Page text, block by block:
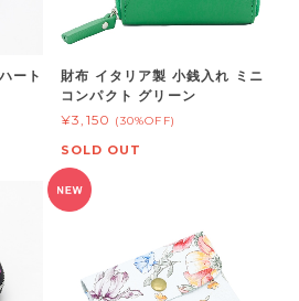
ート
財布 イタリア製 小銭入れ ミニ
コンパクト グリーン
¥3,150 (30%OFF)
SOLD OUT